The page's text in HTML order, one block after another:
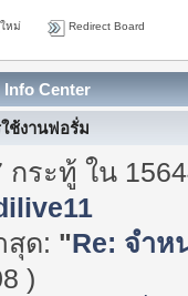
หม่ Redirect Board
Info Center
ช้งานฟอรั่ม
กระทู้ ใน
สุด: "Re: จำห
)